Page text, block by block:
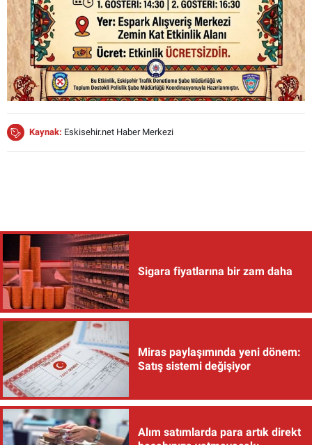
Kaynak: Eskisehir.net Haber Merkezi
Sigara fiyatlarına bir zam daha
Miras paylaşımında yeni dönem:
Satış sistemi değişiyor
Alım satımlarda para artık direkt